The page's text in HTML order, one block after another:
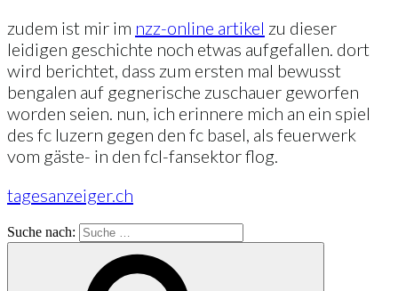
zudem ist mir im nzz-online artikel zu dieser
leidigen geschichte noch etwas aufgefallen. dort
wird berichtet, dass zum ersten mal bewusst
bengalen auf gegnerische zuschauer geworfen
worden seien. nun, ich erinnere mich an ein spiel
des fc luzern gegen den fc basel, als feuerwerk
vom gäste- in den fcl-fansektor flog.
tagesanzeiger.ch
Suche nach: